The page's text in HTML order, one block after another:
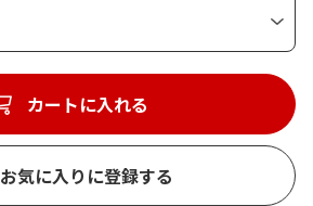
カートに入れる
お気に入りに登録する